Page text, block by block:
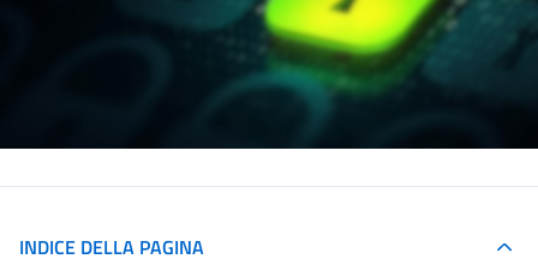
INDICE DELLA PAGINA